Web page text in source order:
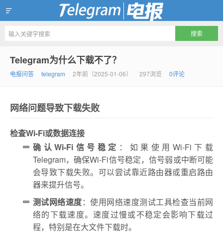
Telegram官方下载资讯网
Telegram为什么下载不了？
电报问答 telegram 2年前（2025-01-06） 297浏览 0评论
网络问题导致下载失败
检查Wi-Fi或数据连接
确认Wi-Fi信号稳定 ：如果使用Wi-Fi下载
Telegram，确保Wi-Fi信号稳定，信号弱或中断可能
会导致下载失败。可以尝试靠近路由器或重启路由
器来提升信号。
测试网络速度：使用网络速度测试工具检查当前网
络的下载速度。速度过慢或不稳定会影响下载过
程，特别是在大文件下载时。